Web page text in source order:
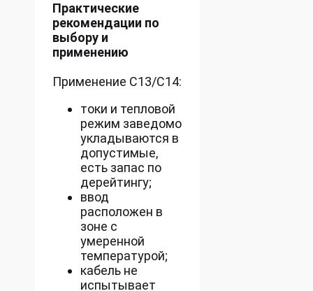
Практические
рекомендации по
выбору и
применению
Применение C13/C14:
токи и тепловой
режим заведомо
укладываются в
допустимые,
есть запас по
дерейтингу;
ввод
расположен в
зоне с
умеренной
температурой;
кабель не
испытывает